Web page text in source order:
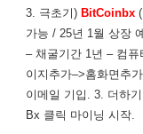
3. 극초기) BitCoinbx
가능 / 25년 1월 상장
– 채굴기간 1년 – 컴
이지추가–>홈화면추
이메일 기입. 3. 더하
Bx 클릭 마이닝 시작.